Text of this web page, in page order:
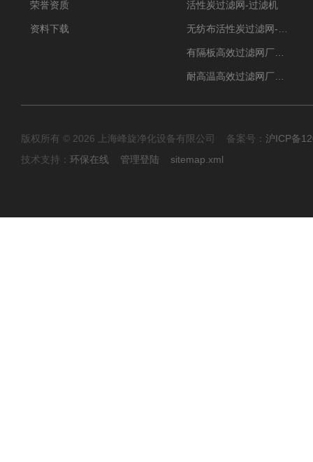
荣誉资质
资料下载
活性炭过滤网-过滤机
版权所有 © 2026 上海峰旋净化设备有限公司 备案号： 沪ICP备
技术支持： 环保在线 管理登陆 sitemap.xml